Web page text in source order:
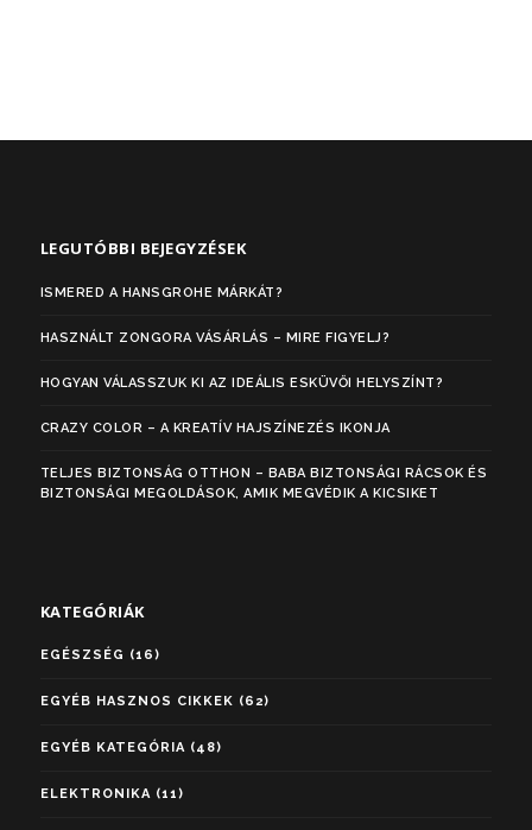
LEGUTÓBBI BEJEGYZÉSEK
ISMERED A HANSGROHE MÁRKÁT?
HASZNÁLT ZONGORA VÁSÁRLÁS – MIRE FIGYELJ?
HOGYAN VÁLASSZUK KI AZ IDEÁLIS ESKÜVŐI HELYSZÍNT?
CRAZY COLOR – A KREATÍV HAJSZÍNEZÉS IKONJA
TELJES BIZTONSÁG OTTHON – BABA BIZTONSÁGI RÁCSOK ÉS
BIZTONSÁGI MEGOLDÁSOK, AMIK MEGVÉDIK A KICSIKET
KATEGÓRIÁK
EGÉSZSÉG (16)
EGYÉB HASZNOS CIKKEK (62)
EGYÉB KATEGÓRIA(48)
ELEKTRONIKA(11)